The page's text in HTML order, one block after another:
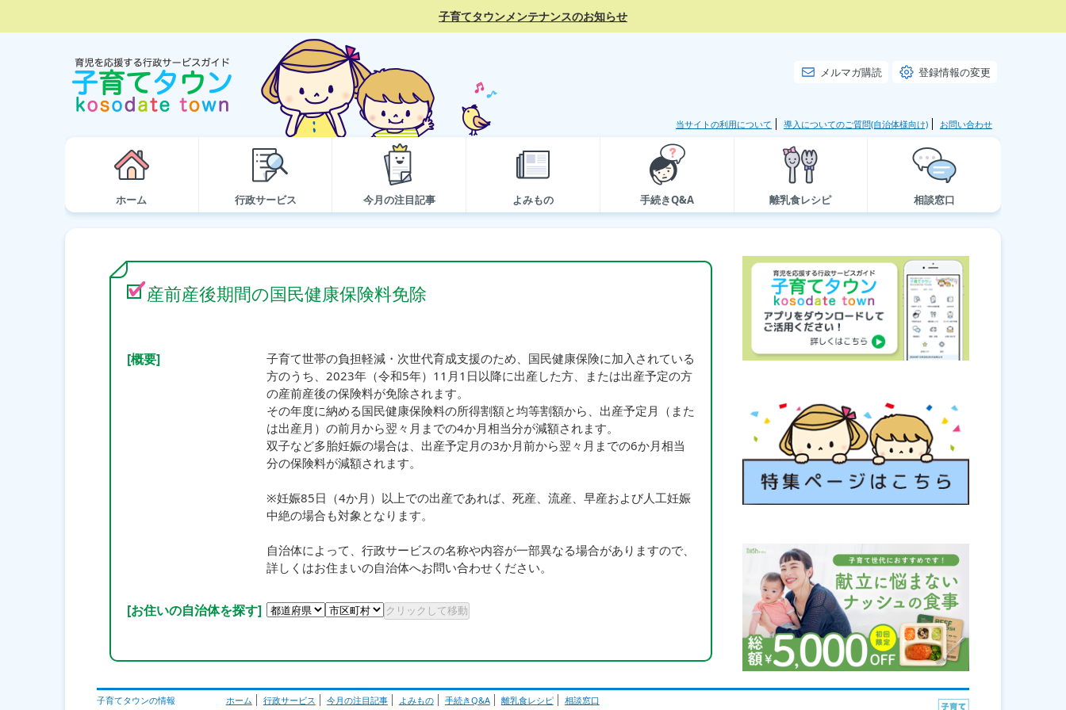
子育てタウンメンテナンスのお知らせ
メルマガ購読 登録情報の変更
当サイトの利用について 導入についてのご質問(自治体様向け) お問い合わせ
ホーム 行政サービス 今月の注目記事 よみもの 手続きQ&A 離乳食レシピ 相談窓口
産前産後期間の国民健康保険料免除
[概要]
子育て世帯の負担軽減・次世代育成支援のため、国民健康保険に加入されている
方のうち、2023年（令和5年）11月1日以降に出産した方、または出産予定の方
の産前産後の保険料が免除されます。
その年度に納める国民健康保険料の所得割額と均等割額から、出産予定月（また
は出産月）の前月から翌々月までの4か月相当分が減額されます。
双子など多胎妊娠の場合は、出産予定月の3か月前から翌々月までの6か月相当
分の保険料が減額されます。
※妊娠85日（4か月）以上での出産であれば、死産、流産、早産および人工妊娠
中絶の場合も対象となります。
自治体によって、行政サービスの名称や内容が一部異なる場合がありますので、
詳しくはお住まいの自治体へお問い合わせください。
[お住いの自治体を探す]
子育てタウンの情報 ホーム 行政サービス 今月の注目記事 よみもの 手続きQ&A 離乳食レシピ 相談窓口